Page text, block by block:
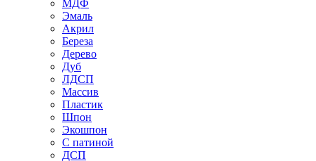
МДФ
Эмаль
Акрил
Береза
Дерево
Дуб
ЛДСП
Массив
Пластик
Шпон
Экошпон
С патиной
ДСП